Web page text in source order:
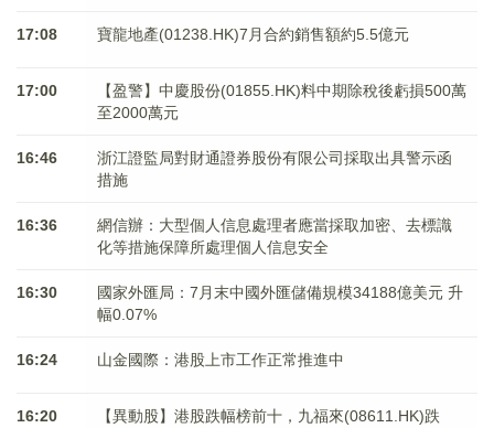
17:08 寶龍地產(01238.HK)7月合約銷售額約5.5億元
17:00
【盈警】中慶股份(01855.HK)料中期除稅後虧損500萬
至2000萬元
16:46
浙江證監局對財通證券股份有限公司採取出具警示函
措施
16:36
網信辦：大型個人信息處理者應當採取加密、去標識
化等措施保障所處理個人信息安全
16:30
國家外匯局：7月末中國外匯儲備規模34188億美元 升
幅0.07%
16:24 山金國際：港股上市工作正常推進中
16:20
【異動股】港股跌幅榜前十，九福來(08611.HK)跌